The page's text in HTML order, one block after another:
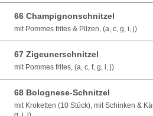
66 Champignonschnitzel
mit Pommes frites & Pilzen, (a, c, g, i, j)
67 Zigeunerschnitzel
mit Pommes frites, (a, c, f, g, i, j)
68 Bolognese-Schnitzel
mit Kroketten (10 Stück), mit Schinken &